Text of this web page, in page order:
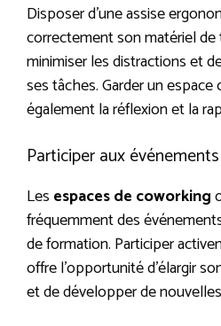
Disposer d’une assise
correctement son matériel
minimiser les distractions et
ses tâches. Garder un
également la réflexion et la
Participer aux
Les espaces de coworking
fréquemment des
de formation. Participer
offre l’opportunité d’élargir
et de développer de